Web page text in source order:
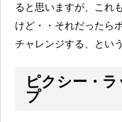
ると思いますが、これ
けど・・それだったら
チャレンジする、とい
ピクシー・
プ